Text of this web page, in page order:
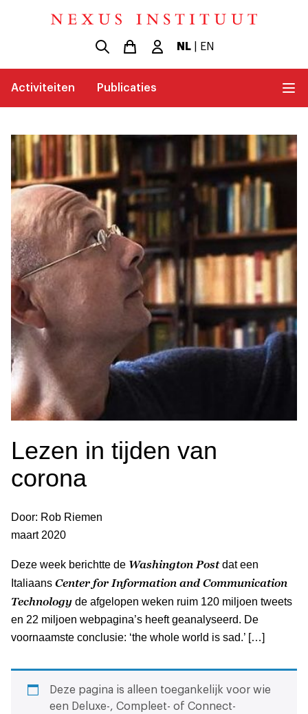
NL| EN
Activiteiten Publicaties
Lezen in tijden van
corona
Door: Rob Riemen
maart 2020
Deze week berichtte de Washington Postdat een
Italiaans Center for Information and Communication
Technology de afgelopen weken ruim 120 miljoen tweets
en 22 miljoen webpagina’s heeft geanalyseerd. De
voornaamste conclusie: ‘the whole world is sad.’ […]
Deze pagina is alleen toegankelijk voor wie
een Deluxe-, Compleet- of Connect-